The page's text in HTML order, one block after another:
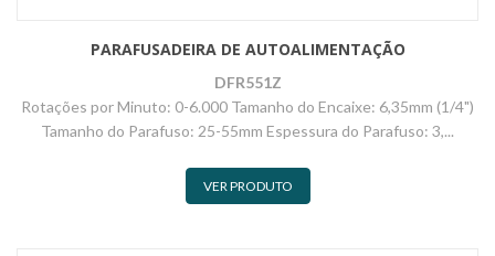
PARAFUSADEIRA DE AUTOALIMENTAÇÃO
DFR551Z
Rotações por Minuto: 0-6.000 Tamanho do Encaixe: 6,35mm (1/4")
Tamanho do Parafuso: 25-55mm Espessura do Parafuso: 3,...
VER PRODUTO